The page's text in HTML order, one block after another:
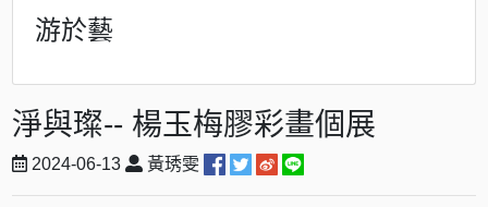
游於藝
淨與璨-- 楊玉梅膠彩畫個展
2024-06-13 黃琇雯